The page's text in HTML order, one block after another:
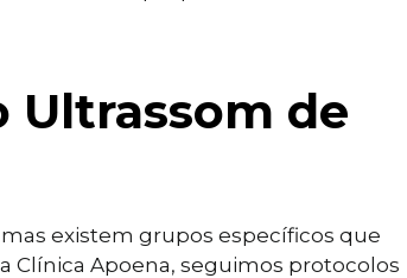
Ultrassom de
existem grupos específicos que
Clínica Apoena, seguimos protocolos